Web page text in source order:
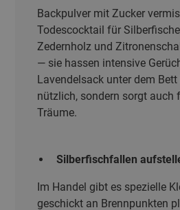
Backpulver mit Zucker
Todescocktail für
Zedernholz und
— sie hassen intensive
Lavendelsack unter dem
nützlich, sondern sorgt auch
Träume.
Silberfischfallen
Im Handel gibt es spezielle
geschickt an Brennpunkten